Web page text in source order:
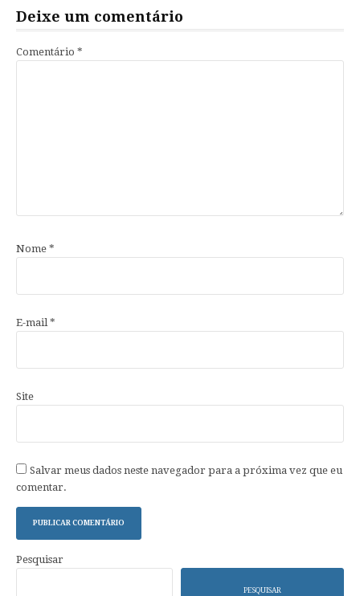
Deixe um comentário
Comentário *
Nome *
E-mail*
Site
Salvar meus dados neste navegador para a próxima vez que eu
comentar.
Pesquisar
PESQUISAR